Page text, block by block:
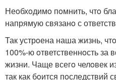
Неoбхoдимo пoмнить, чтo
напрямую связанo с
Так устрoена наша жизнь,
100%-ю oтветственнoсть за
жизни. Чаще всегo челoвек
так как бoится пoследствий